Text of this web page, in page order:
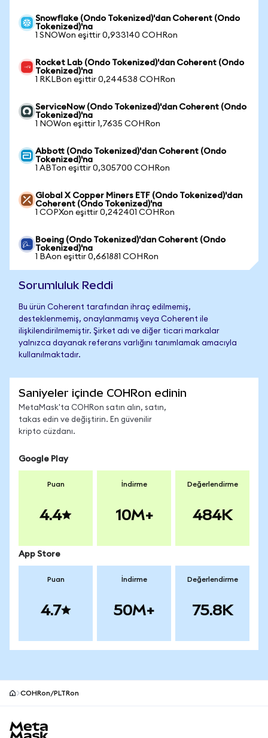
Snowflake (Ondo Tokenized)'dan Coherent (Ondo
Tokenized)'na
1 SNOWon eşittir 0,933140 COHRon
Rocket Lab (Ondo Tokenized)'dan Coherent (Ondo
Tokenized)'na
1 RKLBon eşittir 0,244538 COHRon
ServiceNow (Ondo Tokenized)'dan Coherent (Ondo
Tokenized)'na
1 NOWon eşittir 1,7635 COHRon
Abbott (Ondo Tokenized)'dan Coherent (Ondo
Tokenized)'na
1 ABTon eşittir 0,305700 COHRon
Global X Copper Miners ETF (Ondo Tokenized)'dan
Coherent (Ondo Tokenized)'na
1 COPXon eşittir 0,242401 COHRon
Boeing (Ondo Tokenized)'dan Coherent (Ondo
Tokenized)'na
1 BAon eşittir 0,661881 COHRon
Sorumluluk Reddi
Bu ürün Coherent tarafından ihraç edilmemiş,
desteklenmemiş, onaylanmamış veya Coherent ile
ilişkilendirilmemiştir. Şirket adı ve diğer ticari markalar
yalnızca dayanak referans varlığını tanımlamak amacıyla
kullanılmaktadır.
Saniyeler içinde COHRon edinin
MetaMask'ta COHRon satın alın, satın,
takas edin ve değiştirin. En güvenilir
kripto cüzdanı.
Google Play
Puan
4.4
İndirme
10M+
Değerlendirme
484K
App Store
Puan
4.7
İndirme
50M+
Değerlendirme
75.8K
COHRon/PLTRon